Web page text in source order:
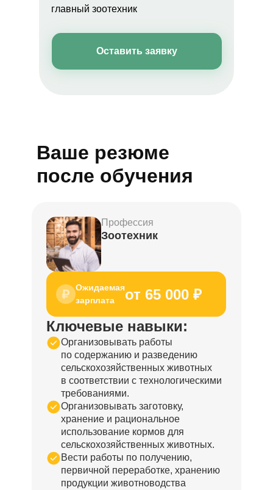
главный зоотехник
Оставить заявку
Ваше резюме
после обучения
Профессия
Зоотехник
Ожидаемая
зарплата
от 65 000 ₽
Ключевые навыки:
Организовывать работы
по содержанию и разведению
сельскохозяйственных животных
в соответствии с технологическими
требованиями.
Организовывать заготовку,
хранение и рациональное
использование кормов для
сельскохозяйственных животных.
Вести работы по получению,
первичной переработке, хранению
продукции животноводства